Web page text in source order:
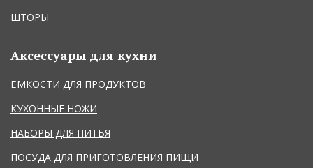
ШТОРЫ
Аксессуары для кухни
ЁМКОСТИ ДЛЯ ПРОДУКТОВ
КУХОННЫЕ НОЖИ
НАБОРЫ ДЛЯ ПИТЬЯ
ПОСУДА ДЛЯ ПРИГОТОВЛЕНИЯ ПИЩИ